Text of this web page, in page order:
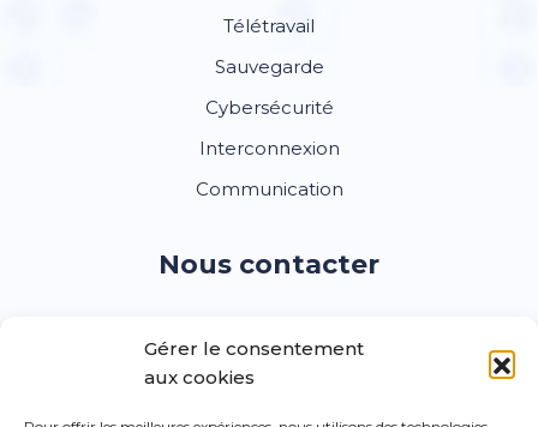
Gérer le consentement
aux cookies
Télétravail
Sauvegarde
Cybersécurité
Interconnexion
Communication
Nous contacter
concevoir la solution adaptée à votre entreprise :